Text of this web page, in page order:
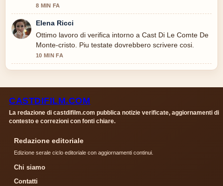
seguire.
8 MIN FA
Elena Ricci
Ottimo lavoro di verifica intorno a Cast Di Le Comte De
Monte-cristo. Piu testate dovrebbero scrivere cosi.
10 MIN FA
CASTDIFILM.COM
La redazione di castdifilm.com pubblica notizie verificate, aggiornamenti di
contesto e correzioni con fonti chiare.
Redazione editoriale
Edizione serale ciclo editoriale con aggiornamenti continui.
Chi siamo
Contatti